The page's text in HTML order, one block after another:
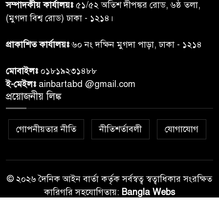
তদন্ত শেষ পর্যায়ে, দ্রুত চার্জশিট
৭
রাতের মধ্যে ঢাকাসহ ১০ অঞ্চলে
ঝড়বৃষ্টির পূর্বাভাস
৮
প্রধানমন্ত্রীর সঙ্গে দেখা করে স্বপ্নপূরণ
উপহার
৯
২০ আগস্ট রাষ্ট্রপতি নির্বাচন,
১০
সম্পাদকীয় কার্যালয়ঃ ৫১/৫২ অতিশ দীপঙ্কর রোড, ৬ষ্ঠ তলা,
(মুগদা বিশ্ব রোড) ঢাকা - ১২১৪।
প্রাকাশিত কার্যালয়ঃ৬০ নং দক্ষিন মুগদা পাড়া, ঢাকা - ১২১৪
মোবাইলঃ ০১৮১৯২৩১৪৮৮
ই-মেইলঃ ainbartabd @gmail.com
প্রয়োজনীয় লিঙ্ক
গোপনীয়তার নীতি নীতিশর্তাবলী যোগাযোগ
© ২০২৬ দৈনিক আইন বার্তা কর্তৃক সর্বস্বত্ব স্বত্বাধিকার সংরক্ষিত
কারিগরি সহযোগিতায়: Bangla Webs